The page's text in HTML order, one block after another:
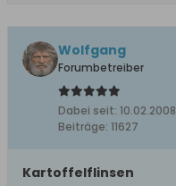
Wolfgang
Forumbetreiber
Dabei seit: 10.02.2008
Beiträge: 11627
Kartoffelflinsen